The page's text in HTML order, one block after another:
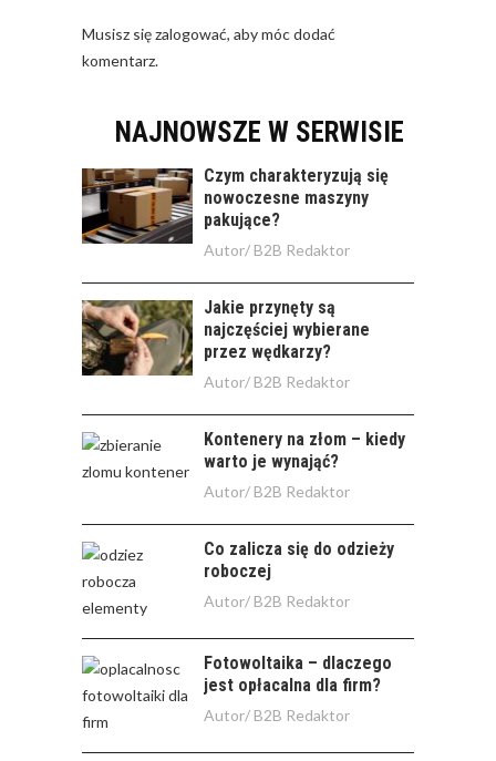
Musisz sięzalogować, aby móc dodać
komentarz.
NAJNOWSZE W SERWISIE
Czym charakteryzują się
nowoczesne maszyny
pakujące?
Autor/ B2B Redaktor
Jakie przynęty są
najczęściej wybierane
przez wędkarzy?
Autor/ B2B Redaktor
Kontenery na złom – kiedy
warto je wynająć?
Autor/ B2B Redaktor
Co zalicza się do odzieży
roboczej
Autor/ B2B Redaktor
Fotowoltaika – dlaczego
jest opłacalna dla firm?
Autor/ B2B Redaktor